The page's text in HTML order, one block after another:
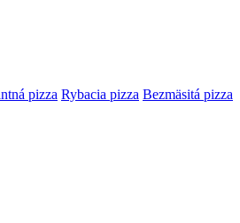
pizza Rybacia pizza Bezmäsitá pizza